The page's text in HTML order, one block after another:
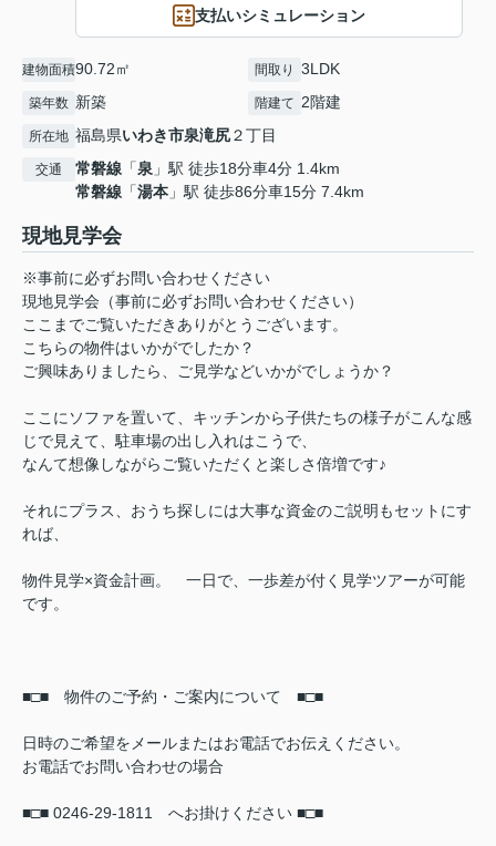
支払いシミュレーション
建物面積90.72㎡ 間取り 3LDK
築年数 新築 階建て 2階建
所在地 福島県いわき市泉滝尻２丁目
交通 常磐線 「泉 」駅 徒歩18分車4分 1.4km
常磐線 「湯本 」駅 徒歩86分車15分 7.4km
現地見学会
※事前に必ずお問い合わせください
現地見学会（事前に必ずお問い合わせください）
ここまでご覧いただきありがとうございます。
こちらの物件はいかがでしたか？
ご興味ありましたら、ご見学などいかがでしょうか？
ここにソファを置いて、キッチンから子供たちの様子がこんな感
じで見えて、駐車場の出し入れはこうで、
なんて想像しながらご覧いただくと楽しさ倍増です♪
それにプラス、おうち探しには大事な資金のご説明もセットにす
れば、
物件見学×資金計画。 一日で、一歩差が付く見学ツアーが可能
です。
■□■ 物件のご予約・ご案内について ■□■
日時のご希望をメールまたはお電話でお伝えください。
お電話でお問い合わせの場合
■□■ 0246-29-1811 へお掛けください ■□■